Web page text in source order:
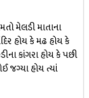
મેલડી માતાના
હોય કે મઢ હોય કે
કાંગરા હોય કે પછી
જગ્યા હોય ત્યાં